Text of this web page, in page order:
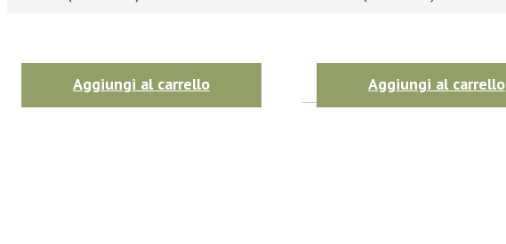
Aggiungi al carrello Aggiungi al carrello